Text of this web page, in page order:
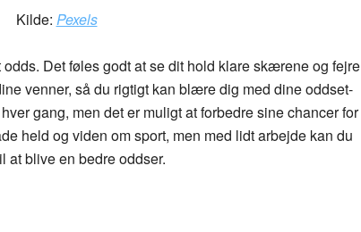
Kilde: Pexels
Det føles godt at se dit hold klare skærene og fejre
venner, så du rigtigt kan blære dig med dine oddset-
gang, men det er muligt at forbedre sine chancer for
held og viden om sport, men med lidt arbejde kan du
at blive en bedre oddser.